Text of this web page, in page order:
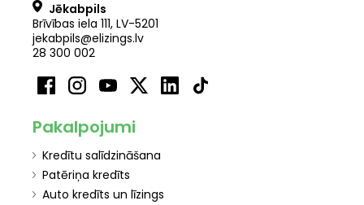
Jēkabpils
Brīvības iela 111, LV-5201
jekabpils@elizings.lv
28 300 002
Pakalpojumi
Kredītu salīdzināšana
Patēriņa kredīts
Auto kredīts un līzings